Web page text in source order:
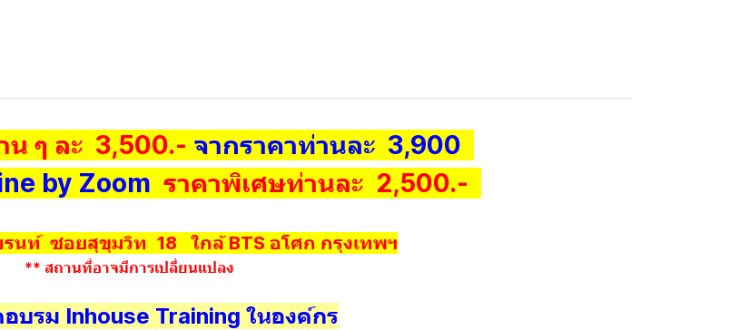
น ๆ ละ 3,500.- จากราคาท่านละ 3,900
by Zoom ราคาพิเศษท่านละ 2,500.-
รนท์ ซอยสุขุมวิท 18 ใกล้ BTS อโศก กรุงเทพฯ
** สถานที่อาจมีการเปลี่ยนแปลง
บรม Inhouse Training ในองค์กร